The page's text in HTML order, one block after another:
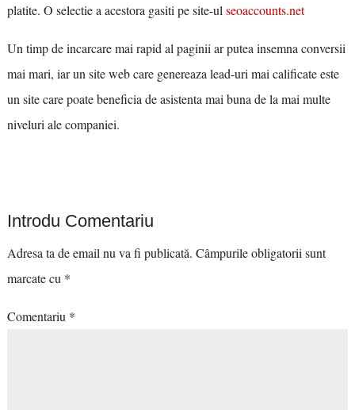
platite. O selectie a acestora gasiti pe site-ul seoaccounts.net
Un timp de incarcare mai rapid al paginii ar putea insemna conversii
mai mari, iar un site web care genereaza lead-uri mai calificate este
un site care poate beneficia de asistenta mai buna de la mai multe
niveluri ale companiei.
Introdu Comentariu
Adresa ta de email nu va fi publicată. Câmpurile obligatorii sunt
marcate cu *
Comentariu *